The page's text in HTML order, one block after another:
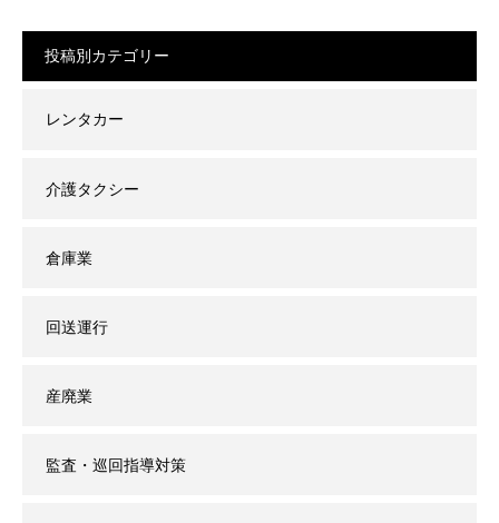
投稿別カテゴリー
レンタカー
介護タクシー
倉庫業
回送運行
産廃業
監査・巡回指導対策